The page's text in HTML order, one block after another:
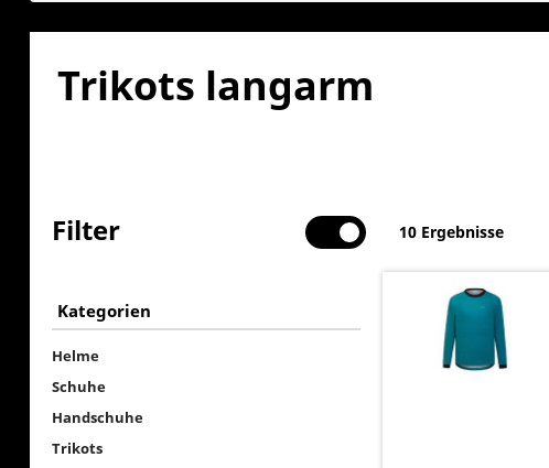
Trikots langarm
Filter 10 Ergebnisse
Kategorien
Helme
Schuhe
Handschuhe
Trikots